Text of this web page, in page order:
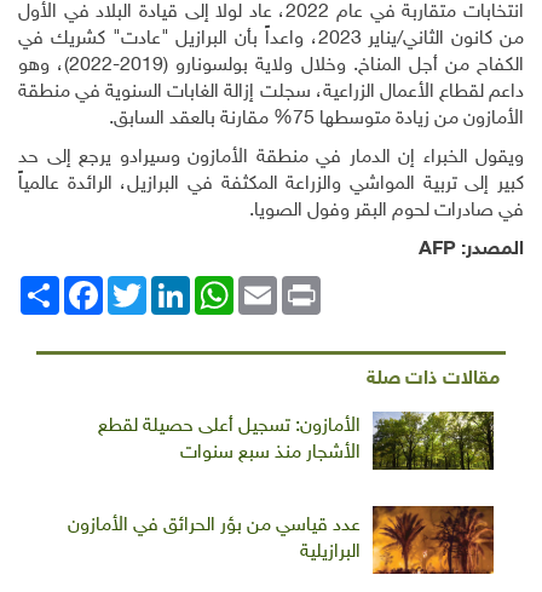
انتخابات متقاربة في عام 2022، عاد لولا إلى قيادة البلاد في الأول
من كانون الثاني/يناير 2023، واعداً بأن البرازيل "عادت" كشريك في
الكفاح من أجل المناخ. وخلال ولاية بولسونارو (2019-2022)، وهو
داعم لقطاع الأعمال الزراعية، سجلت إزالة الغابات السنوية في منطقة
الأمازون من زيادة متوسطها 75% مقارنة بالعقد السابق
.
ويقول الخبراء إن الدمار في منطقة الأمازون وسيرادو يرجع إلى حد
كبير إلى تربية المواشي والزراعة المكثفة في البرازيل، الرائدة عالمياً
في صادرات لحوم البقر وفول الصويا.
المصدر:
انشر
FacebookTwitterLinkedIn
WhatsAppEmail Print
مقالات ذات صلة
الأمازون: تسجيل أعلى حصيلة لقطع
الأشجار منذ سبع سنوات
عدد قياسي من بؤر الحرائق في الأمازون
البرازيلية